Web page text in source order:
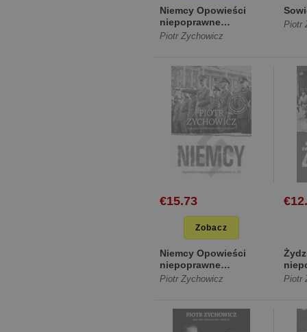
Niemcy Opowieści
niepoprawne
politycznie cz.III
Piotr Zychowicz
Piotr
€15.73
Zobacz
Niemcy Opowieści
niepoprawne
politycznie cz.III
Piotr Zychowicz Piotr